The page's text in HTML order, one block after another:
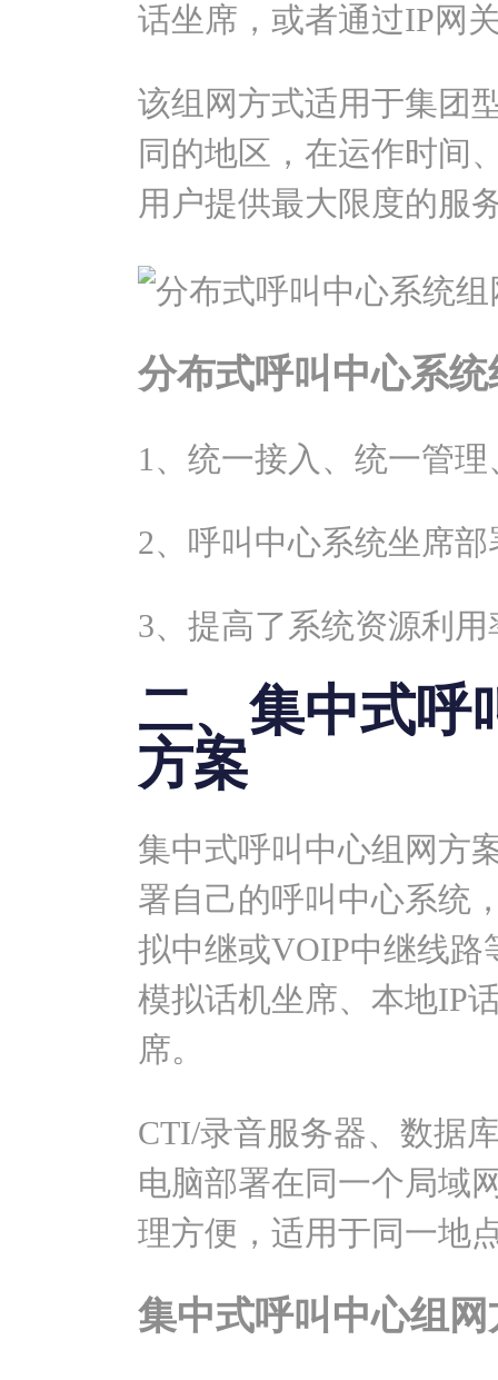
话坐席，或者通过IP网
该组网方式适用于集团
同的地区，在运作时间
用户提供最大限度的服
分布式呼叫中心系
1、统一接入、统一管
2、呼叫中心系统坐席
3、提高了系统资源利
二、集中式呼
方案
集中式呼叫中心组网方
署自己的呼叫中心系统
拟中继或VOIP中继线
模拟话机坐席、本地IP
席。
CTI/录音服务器、数据
电脑部署在同一个局域
理方便，适用于同一地
集中式呼叫中心组